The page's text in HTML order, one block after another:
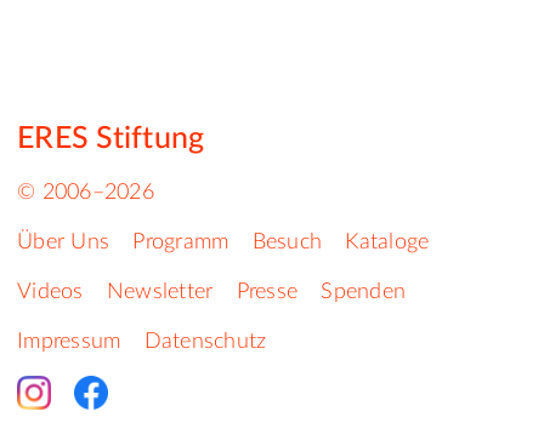
ERES Stiftung
© 2006–2026
Über Uns Programm Besuch Kataloge
Videos Newsletter Presse Spenden
Impressum Datenschutz